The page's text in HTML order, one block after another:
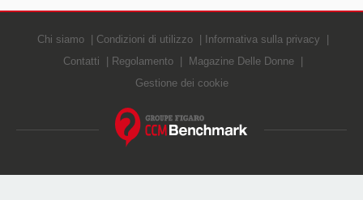
Chi siamo Condizioni di utilizzo
Informativa sulla privacy
Contatti
Regolamento
Magazine Delle Donne
Gestione dei cookie